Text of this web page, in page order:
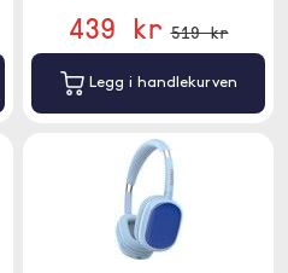
439 kr 519 kr
Legg i handlekurven